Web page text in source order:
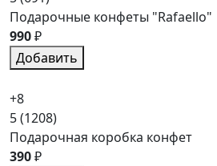
Подарочные конфеты "Rafaello"
990₽
Добавить
+8
5(1208)
Подарочная коробка конфет
390₽